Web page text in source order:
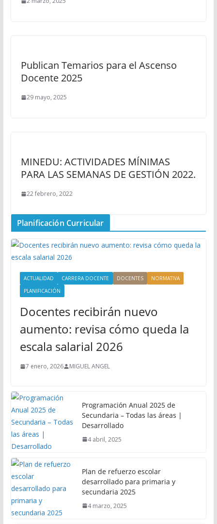
Publican Temarios para el Ascenso
Docente 2025
29 mayo, 2025
MINEDU: ACTIVIDADES MÍNIMAS
PARA LAS SEMANAS DE GESTIÓN 2022.
22 febrero, 2022
Planificación Curricular
ACTUALIDAD CARRERA DOCENTE DOCENTES
NORMATIVA
PLANIFICACIÓN
Docentes recibirán nuevo
aumento: revisa cómo queda la
escala salarial 2026
7 enero, 2026 MIGUEL ANGEL
Programación Anual 2025 de
Secundaria – Todas las áreas |
Desarrollado
4 abril, 2025
Plan de refuerzo escolar
desarrollado para primaria y
secundaria 2025
4 marzo, 2025